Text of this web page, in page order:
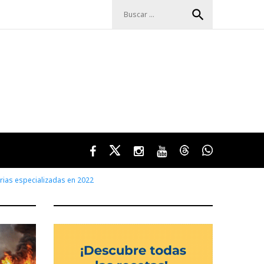
search
FacebookTwitterInstagramYoutubeThreadsWhatsApp
especializadas en 2022